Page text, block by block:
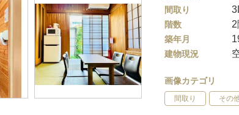
間取り
階数
築年月
建物現況
画像カテゴリ
間取り その